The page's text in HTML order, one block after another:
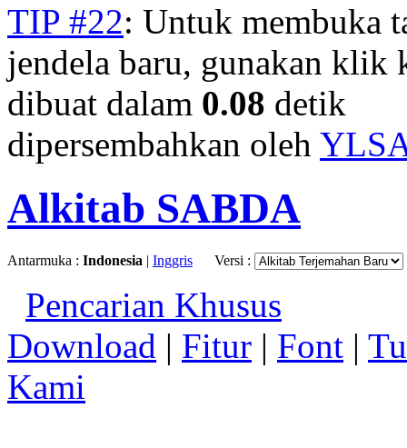
TIP #22: Untuk membuka
jendela baru, gunakan klik
dibuat dalam 0.08 detik
dipersembahkan oleh
Alkitab SABDA
Antarmuka : Indonesia | Inggris Versi :
Pencarian Khusus
Download | Fitur | Font |
Kami